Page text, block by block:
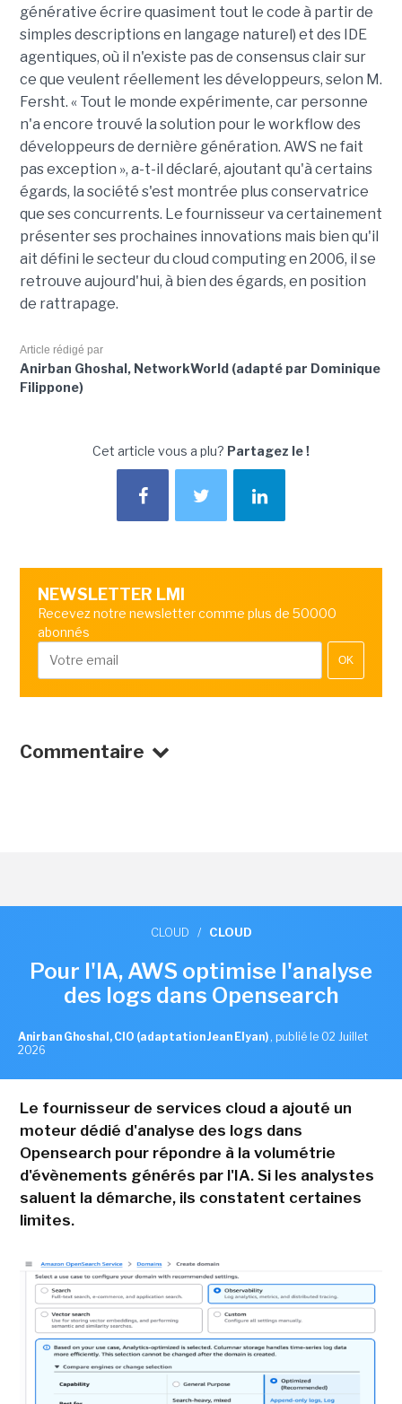
générative écrire quasiment tout le code à partir de
simples descriptions en langage naturel) et des IDE
agentiques, où il n'existe pas de consensus clair sur
ce que veulent réellement les développeurs, selon M.
Fersht. « Tout le monde expérimente, car personne
n'a encore trouvé la solution pour le workflow des
développeurs de dernière génération. AWS ne fait
pas exception », a-t-il déclaré, ajoutant qu'à certains
égards, la société s'est montrée plus conservatrice
que ses concurrents. Le fournisseur va certainement
présenter ses prochaines innovations mais bien qu'il
ait défini le secteur du cloud computing en 2006, il se
retrouve aujourd'hui, à bien des égards, en position
de rattrapage.
Article rédigé par
Anirban Ghoshal, NetworkWorld (adapté par Dominique
Filippone)
Cet article vous a plu? Partagez le !
NEWSLETTER LMI
Recevez notre newsletter comme plus de 50000
abonnés
OK
Commentaire
CLOUD / CLOUD
Pour l'IA, AWS optimise l'analyse
des logs dans Opensearch
Anirban Ghoshal, CIO (adaptation Jean Elyan) , publié le 02 Juillet
2026
Le fournisseur de services cloud a ajouté un
moteur dédié d'analyse des logs dans
Opensearch pour répondre à la volumétrie
d'évènements générés par l'IA. Si les analystes
saluent la démarche, ils constatent certaines
limites.